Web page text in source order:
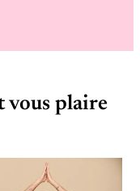
vous plaire